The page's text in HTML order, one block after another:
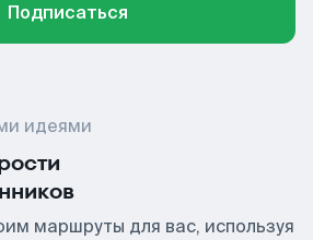
Подписаться
идеями
маршруты для вас, используя